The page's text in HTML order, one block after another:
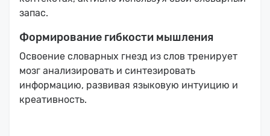
запас.
Формирование гибкости мышления
Освоение словарных гнезд из слов тренирует
мозг анализировать и синтезировать
информацию, развивая языковую интуицию и
креативность.